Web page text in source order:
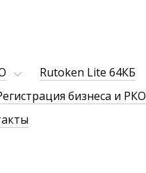
Rutoken Lite 64КБ
бизнеса и РКО